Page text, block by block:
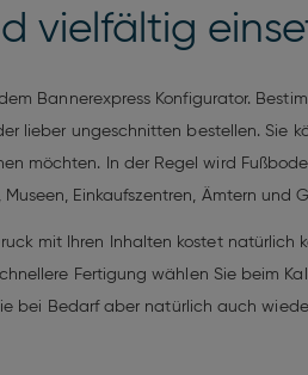
vielfältig
Bannerexpress Konfigurator.
lieber ungeschnitten bestellen. Sie
möchten. In der Regel wird
Einkaufszentren, Ämtern und
mit Ihren Inhalten kostet natürlich
Fertigung wählen Sie beim
bei Bedarf aber natürlich auch